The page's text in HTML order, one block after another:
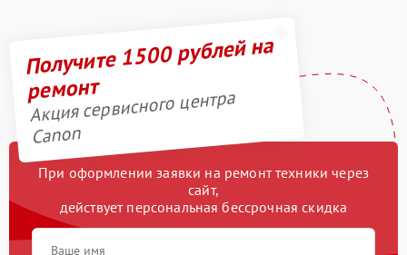
Получите 1500 рублей на
ремонт
Акция сервисного центра
Canon
При оформлении заявки на ремонт техники через
сайт,
действует персональная бессрочная скидка